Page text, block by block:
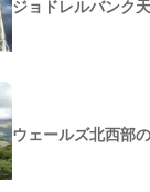
ジョドレルバンク
ウェールズ北西部